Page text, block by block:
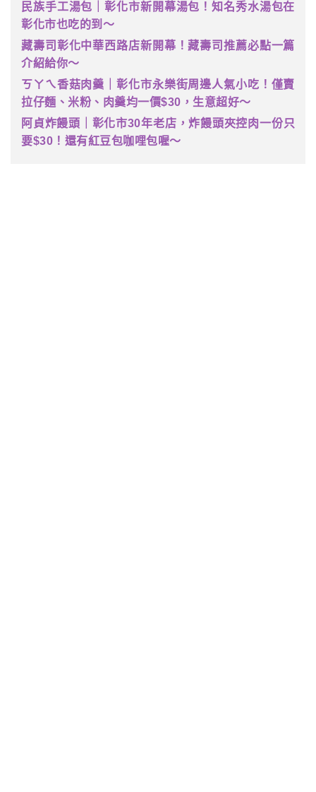
民族手工湯包｜彰化市新開幕湯包！知名秀水湯包在
彰化市也吃的到～
藏壽司彰化中華西路店新開幕！藏壽司推薦必點一篇
介紹給你～
ㄎㄚㄟ香菇肉羹｜彰化市永樂街周邊人氣小吃！僅賣
拉仔麵、米粉、肉羹均一價$30，生意超好～
阿貞炸饅頭｜彰化市30年老店，炸饅頭夾控肉一份只
要$30！還有紅豆包咖哩包喔～